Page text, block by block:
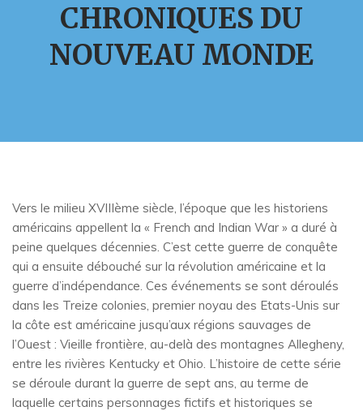
CHRONIQUES DU
NOUVEAU MONDE
Vers le milieu XVIIIème siècle, l’époque que les historiens
américains appellent la « French and Indian War » a duré à
peine quelques décennies. C’est cette guerre de conquête
qui a ensuite débouché sur la révolution américaine et la
guerre d’indépendance. Ces événements se sont déroulés
dans les Treize colonies, premier noyau des Etats-Unis sur
la côte est américaine jusqu’aux régions sauvages de
l’Ouest : Vieille frontière, au-delà des montagnes Allegheny,
entre les rivières Kentucky et Ohio. L’histoire de cette série
se déroule durant la guerre de sept ans, au terme de
laquelle certains personnages fictifs et historiques se